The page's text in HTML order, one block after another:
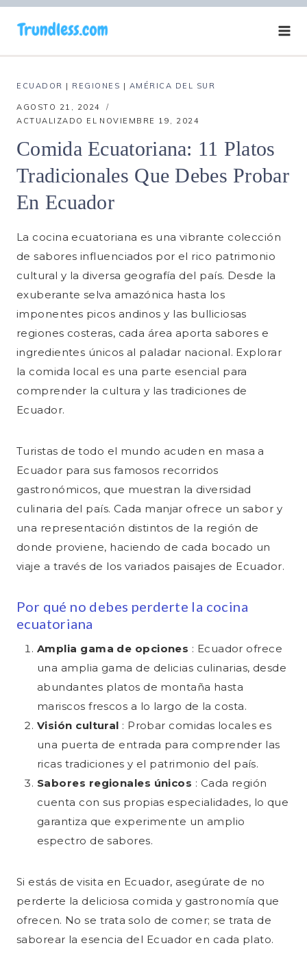
Saltar
ECUADOR | REGIONES | AMÉRICA DEL SUR
AGOSTO 21, 2024
ACTUALIZADO EL NOVIEMBRE 19, 2024
Comida Ecuatoriana: 11 Platos
Tradicionales Que Debes Probar
En Ecuador
La cocina ecuatoriana es una vibrante colección
de sabores influenciados por el rico patrimonio
cultural y la diversa geografía del país. Desde la
exuberante selva amazónica hasta los
imponentes picos andinos y las bulliciosas
regiones costeras, cada área aporta sabores e
ingredientes únicos al paladar nacional. Explorar
la comida local es una parte esencial para
comprender la cultura y las tradiciones de
Ecuador.
Turistas de todo el mundo acuden en masa a
Ecuador para sus famosos recorridos
gastronómicos, que muestran la diversidad
culinaria del país. Cada manjar ofrece un sabor y
una representación distintos de la región de
donde proviene, haciendo de cada bocado un
viaje a través de los variados paisajes de Ecuador.
Por qué no debes perderte la cocina
ecuatoriana
Amplia gama de opciones : Ecuador ofrece
una amplia gama de delicias culinarias, desde
abundantes platos de montaña hasta
mariscos frescos a lo largo de la costa.
Visión cultural : Probar comidas locales es
una puerta de entrada para comprender las
ricas tradiciones y el patrimonio del país.
Sabores regionales únicos : Cada región
cuenta con sus propias especialidades, lo que
garantiza que experimente un amplio
espectro de sabores.
Si estás de visita en Ecuador, asegúrate de no
perderte la deliciosa comida y gastronomía que
ofrecen. No se trata solo de comer; se trata de
saborear la esencia del Ecuador en cada plato.